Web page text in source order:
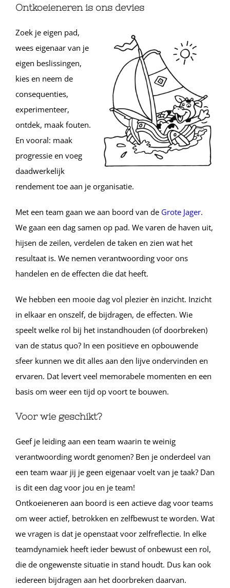
Ontkoeieneren is ons devies
Zoek je eigen pad,
wees eigenaar van je
eigen beslissingen,
kies en neem de
consequenties,
experimenteer,
ontdek, maak fouten.
En vooral: maak
progressie en voeg
daadwerkelijk
rendement toe aan je organisatie.
Met een team gaan we aan boord van de Grote Jager.
We gaan een dag samen op pad. We varen de haven uit,
hijsen de zeilen, verdelen de taken en zien wat het
resultaat is. We nemen verantwoording voor ons
handelen en de effecten die dat heeft.
We hebben een mooie dag vol plezier èn inzicht. Inzicht
in elkaar en onszelf, de bijdragen, de effecten. Wie
speelt welke rol bij het instandhouden (of doorbreken)
van de status quo? In een positieve en opbouwende
sfeer kunnen we dit alles aan den lijve ondervinden en
ervaren. Dat levert veel memorabele momenten en een
basis om weer een tijd op voort te bouwen.
Voor wie geschikt?
Geef je leiding aan een team waarin te weinig
verantwoording wordt genomen? Ben je onderdeel van
een team waar jij je geen eigenaar voelt van je taak? Dan
is dit een dag voor jou en je team!
Ontkoeieneren aan boord is een actieve dag voor teams
om weer actief, betrokken en zelfbewust te worden. Wat
we vragen is dat je openstaat voor zelfreflectie. In elke
teamdynamiek heeft ieder bewust of onbewust een rol,
die de ongewenste situatie in stand houdt. Dus kan ook
iedereen bijdragen aan het doorbreken daarvan.